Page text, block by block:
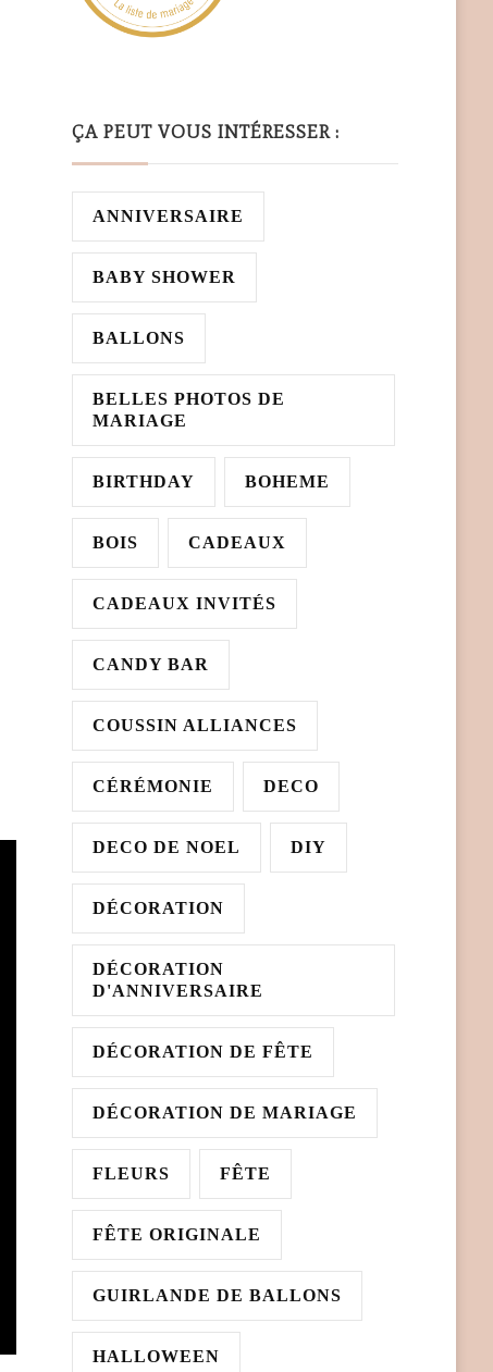
ÇA PEUT VOUS INTÉRESSER :
ANNIVERSAIRE
BABY SHOWER
BALLONS
BELLES PHOTOS DE
MARIAGE
BIRTHDAY BOHEME
BOIS CADEAUX
CADEAUX INVITÉS
CANDY BAR
COUSSIN ALLIANCES
CÉRÉMONIE DECO
DECO DE NOEL DIY
DÉCORATION
DÉCORATION
D'ANNIVERSAIRE
DÉCORATION DE FÊTE
DÉCORATION DE MARIAGE
FLEURS FÊTE
FÊTE ORIGINALE
GUIRLANDE DE BALLONS
HALLOWEEN